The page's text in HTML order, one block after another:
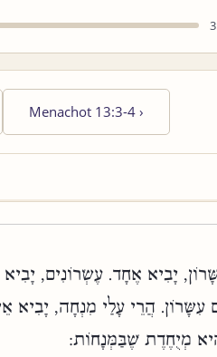
Menachot 13:3-4 ›
יָבִיא אֶחָד. עֶשְׂרוֹנִים,
עִשָּׂרוֹן. הֲרֵי עָלַי מִנְחָה, יָבִיא
מְיֻחֶדֶת שֶׁבַּמְּנָחוֹת: